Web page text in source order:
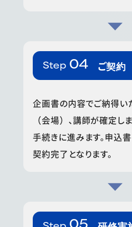
ご契約
企画書の内容でご納得い
（会場）、講師が確定し
手続きに進みます。申込
契約完了となります。